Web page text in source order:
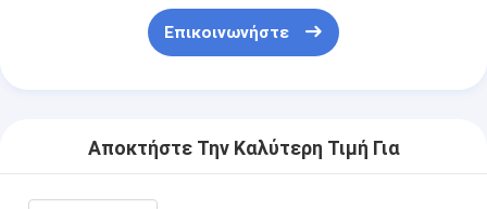
Επικοινωνήστε
Αποκτήστε Την Καλύτερη Τιμή Για